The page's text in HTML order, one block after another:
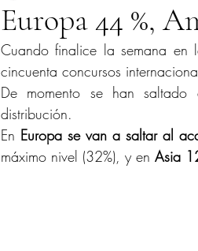
Europa 44 %,
Cuando finalice la semana en
cincuenta concursos
De momento se han saltado
distribución.
En Europa se van a saltar al
máximo nivel (32%), y en Asia